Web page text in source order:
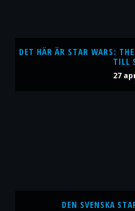
DET HÄR ÄR STAR WARS:
TILL
27
DEN SVENSKA